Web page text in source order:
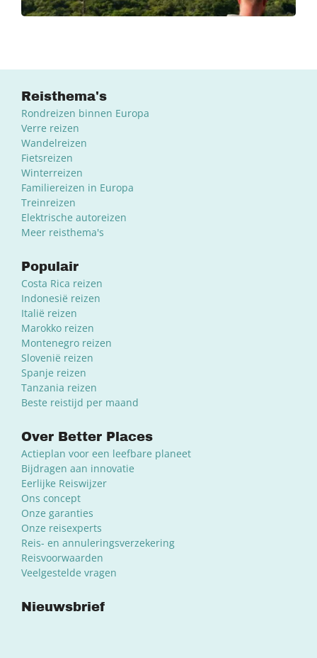
Reisthema's
Rondreizen binnen Europa
Verre reizen
Wandelreizen
Fietsreizen
Winterreizen
Familiereizen in Europa
Treinreizen
Elektrische autoreizen
Meer reisthema's
Populair
Costa Rica reizen
Indonesië reizen
Italië reizen
Marokko reizen
Montenegro reizen
Slovenië reizen
Spanje reizen
Tanzania reizen
Beste reistijd per maand
Over Better Places
Actieplan voor een leefbare planeet
Bijdragen aan innovatie
Eerlijke Reiswijzer
Ons concept
Onze garanties
Onze reisexperts
Reis- en annuleringsverzekering
Reisvoorwaarden
Veelgestelde vragen
Nieuwsbrief